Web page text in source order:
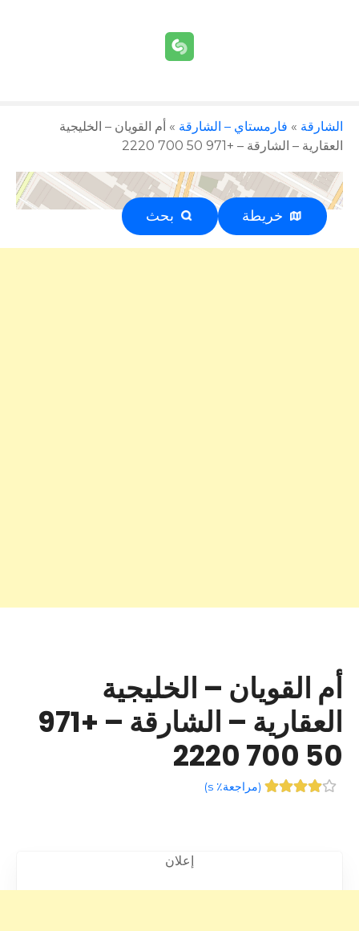
الشارقة » فارمستاي – الشارقة » أم القويان – الخليجية
العقارية – الشارقة – +971 50 700 2220
خريطة بحثإعلان
أم القويان – الخليجية
العقارية – الشارقة – +971
50 700 2220
(مراجعة٪ s )
إعلان